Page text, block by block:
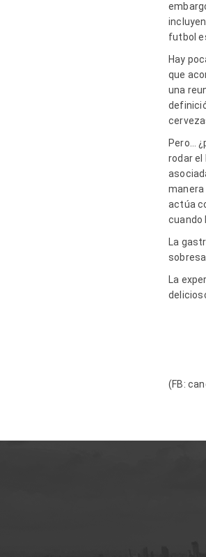
futbol
Hay
que
una
Pero…
rodar el
manera
actúa
cuando
La
La
(FB: